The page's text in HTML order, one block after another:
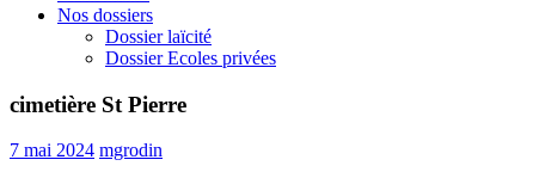
Nos dossiers
Dossier laïcité
Dossier Ecoles privées
cimetière St Pierre
7 mai 2024 mgrodin